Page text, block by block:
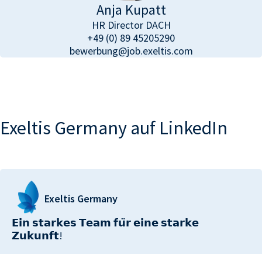
Anja Kupatt
HR Director DACH
+49 (0) 89 45205290
bewerbung@job.exeltis.com
Exeltis Germany auf LinkedIn
Exeltis Germany
𝗘𝗶𝗻 𝘀𝘁𝗮𝗿𝗸𝗲𝘀 𝗧𝗲𝗮𝗺 𝗳𝘂̈𝗿 𝗲𝗶𝗻𝗲 𝘀𝘁𝗮𝗿𝗸𝗲
𝗭𝘂𝗸𝘂𝗻𝗳𝘁!